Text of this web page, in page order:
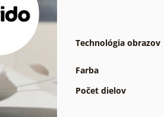
Technológia obrazov
Farba
Počet dielov